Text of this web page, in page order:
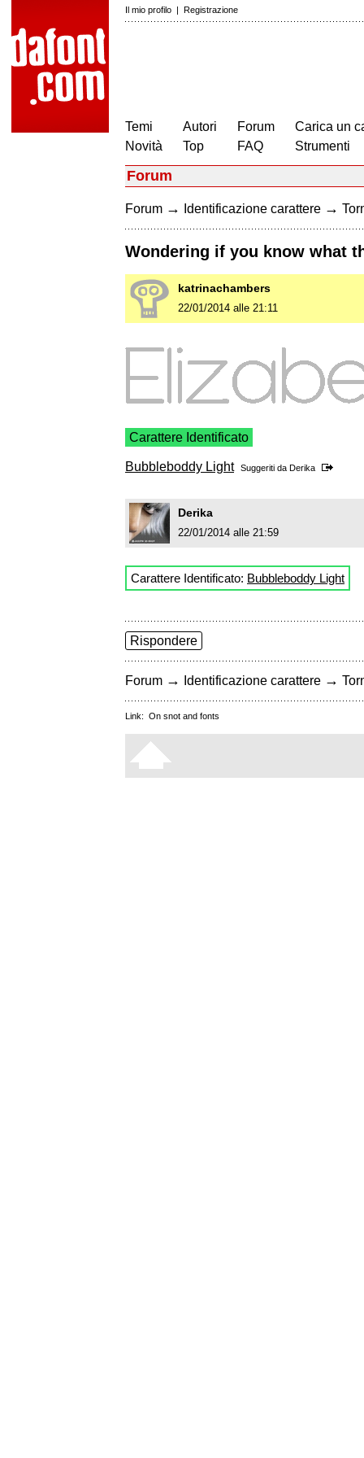
Il mio profilo | Registrazione
Temi
Novità
Autori
Top
Forum
FAQ
Carica un
Strumenti
Forum
Forum → Identificazione carattere →
Wondering if you know what
katrinachambers
22/01/2014 alle 21:11
Carattere Identificato
Bubbleboddy Light Suggeriti da Derika
Derika
22/01/2014 alle 21:59
Carattere Identificato: Bubbleboddy Light
Rispondere
Forum → Identificazione carattere →
Link: On snot and fonts